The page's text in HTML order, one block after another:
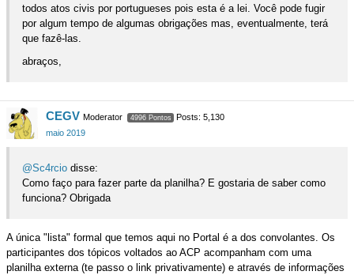
todos atos civis por portugueses pois esta é a lei. Você pode fugir
por algum tempo de algumas obrigações mas, eventualmente, terá
que fazê-las.
abraços,
CEGV Moderator 4996 Pontos
Posts: 5,130
maio 2019
@Sc4rcio disse:
Como faço para fazer parte da planilha? E gostaria de saber como
funciona? Obrigada
A única "lista" formal que temos aqui no Portal é a dos convolantes. Os
participantes dos tópicos voltados ao ACP acompanham com uma
planilha externa (te passo o link privativamente) e através de informações